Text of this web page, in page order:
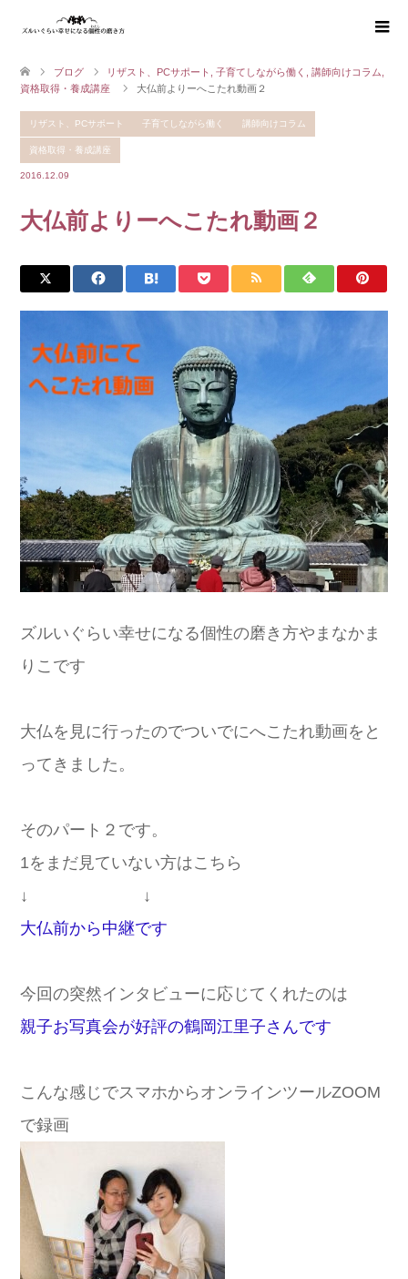
ブログ リザスト、PCサポート 子育てしながら働く 講師向けコラム
資格取得・養成講座
大仏前よりーへこたれ動画２
リザスト、PCサポート 子育てしながら働く 講師向けコラム
資格取得・養成講座
2016.12.09
大仏前よりーへこたれ動画２
ズルいぐらい幸せになる個性の磨き方やまなかま
りこです
大仏を見に行ったのでついでにへこたれ動画をと
ってきました。
そのパート２です。
1をまだ見ていない方はこちら
↓ ↓
大仏前から中継です
今回の突然インタビューに応じてくれたのは
親子お写真会が好評の鶴岡江里子さんです
こんな感じでスマホからオンラインツールZOOM
で録画